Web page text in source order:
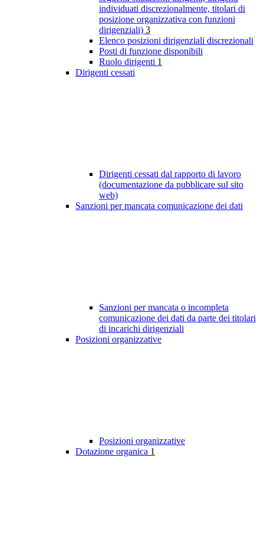
individuati discrezionalmente, titolari di
posizione organizzativa con funzioni
dirigenziali) 3
Elenco posizioni dirigenziali discrezionali
Posti di funzione disponibili
Ruolo dirigenti 1
Dirigenti cessati
Dirigenti cessati dal rapporto di lavoro
(documentazione da pubblicare sul sito
web)
Sanzioni per mancata comunicazione dei dati
Sanzioni per mancata o incompleta
comunicazione dei dati da parte dei titolari
di incarichi dirigenziali
Posizioni organizzative
Posizioni organizzative
Dotazione organica 1